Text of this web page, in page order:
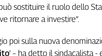
sostituire il ruolo dello
ritornare a investire”.
poi sulla nuova
' – ha detto il sindacalista -